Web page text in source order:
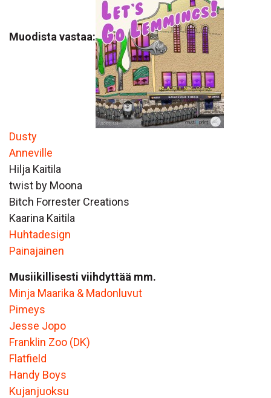
Muodista vastaa:
Dusty
Anneville
Hilja Kaitila
twist by Moona
Bitch Forrester Creations
Kaarina Kaitila
Huhtadesign
Painajainen
Musiikillisesti viihdyttää mm.
Minja Maarika & Madonluvut
Pimeys
Jesse Jopo
Franklin Zoo (DK)
Flatfield
Handy Boys
Kujanjuoksu